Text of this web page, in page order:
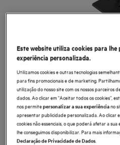
AZE164
Base de
aspirador vertical
0 (0)
Este website utiliza cookies para
experiência personalizada.
Utilizamos cookies e outras tecnologias
para fins promocionais e de marketing.
utilização do nosso site com os nossos parceiros
dados. Ao clicar em "Aceitar todos os cookies”,
nos permitepersonalizar a sua experiênciano
apresentar publicidade personalizada. Ao clicar
cookies não essenciais, o que poderá afetar a
lhe conseguimos disponibilizar. Para mais
Declaração de Privacidade de Dados.